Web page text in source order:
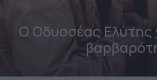
Ο Οδυσσέας Ελύτης